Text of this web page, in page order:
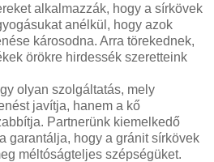
alkalmazzák, hogy a sírkövek
anélkül, hogy azok
károsodna. Arra törekednek,
örökre hirdessék szeretteink
olyan szolgáltatás, mely
javítja, hanem a kő
Partnerünk kiemelkedő
garantálja, hogy a gránit sírkövek
méltóságteljes szépségüket.